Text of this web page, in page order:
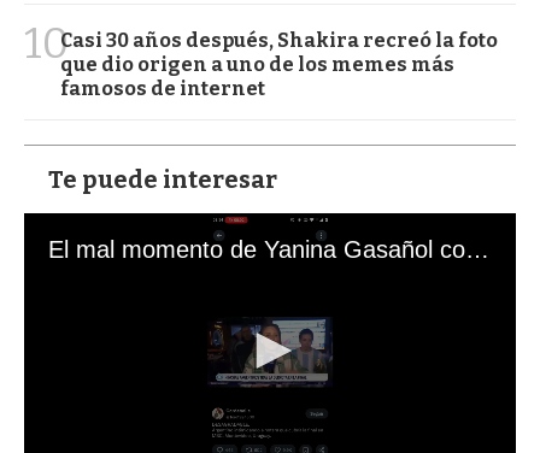
10Casi 30 años después, Shakira recreó la foto
que dio origen a uno de los memes más
famosos de internet
Te puede interesar
El mal momento de Yanina Gasañol con un hincha argentino en "Subrayado"